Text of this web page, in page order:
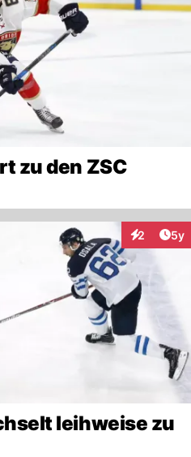
zu den ZSC
2 5y
leihweise zu